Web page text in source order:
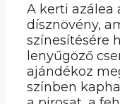
A kerti azálea
dísznövény,
színesítésére
lenyűgöző
ajándékoz
színben